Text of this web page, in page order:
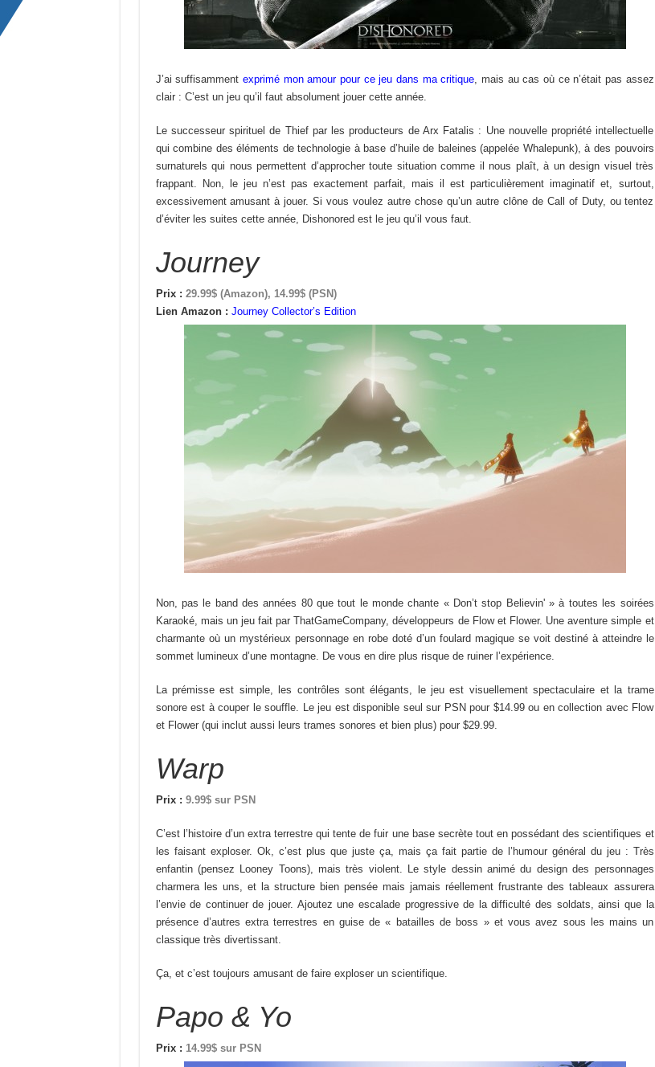
J’ai suffisamment exprimé mon amour pour ce jeu dans ma critique , mais au cas où ce n’était pas assez
clair : C’est un jeu qu’il faut absolument jouer cette année.
Le successeur spirituel de Thief par les producteurs de Arx Fatalis : Une nouvelle propriété intellectuelle
qui combine des éléments de technologie à base d’huile de baleines (appelée Whalepunk), à des pouvoirs
surnaturels qui nous permettent d’approcher toute situation comme il nous plaît, à un design visuel très
frappant. Non, le jeu n’est pas exactement parfait, mais il est particulièrement imaginatif et, surtout,
excessivement amusant à jouer. Si vous voulez autre chose qu’un autre clône de Call of Duty, ou tentez
d’éviter les suites cette année, Dishonored est le jeu qu’il vous faut.
Journey
Prix : 29.99$ (Amazon), 14.99$ (PSN)
Lien Amazon : Journey Collector’s Edition
Non, pas le band des années 80 que tout le monde chante « Don’t stop Believin' » à toutes les soirées
Karaoké, mais un jeu fait par ThatGameCompany, développeurs de Flow et Flower. Une aventure simple et
charmante où un mystérieux personnage en robe doté d’un foulard magique se voit destiné à atteindre le
sommet lumineux d’une montagne. De vous en dire plus risque de ruiner l’expérience.
La prémisse est simple, les contrôles sont élégants, le jeu est visuellement spectaculaire et la trame
sonore est à couper le souffle. Le jeu est disponible seul sur PSN pour $14.99 ou en collection avec Flow
et Flower (qui inclut aussi leurs trames sonores et bien plus) pour $29.99.
Warp
Prix : 9.99$ sur PSN
C’est l’histoire d’un extra terrestre qui tente de fuir une base secrète tout en possédant des scientifiques et
les faisant exploser. Ok, c’est plus que juste ça, mais ça fait partie de l’humour général du jeu : Très
enfantin (pensez Looney Toons), mais très violent. Le style dessin animé du design des personnages
charmera les uns, et la structure bien pensée mais jamais réellement frustrante des tableaux assurera
l’envie de continuer de jouer. Ajoutez une escalade progressive de la difficulté des soldats, ainsi que la
présence d’autres extra terrestres en guise de « batailles de boss » et vous avez sous les mains un
classique très divertissant.
Ça, et c’est toujours amusant de faire exploser un scientifique.
Papo & Yo
Prix : 14.99$ sur PSN